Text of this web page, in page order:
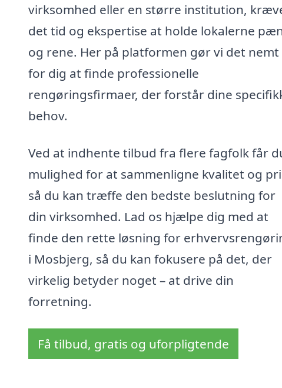
virksomhed eller en større institution,
det tid og ekspertise at holde lokalerne
og rene. Her på platformen gør vi det nemt
for dig at finde professionelle
rengøringsfirmaer, der forstår dine
behov.
Ved at indhente tilbud fra flere fagfolk får
mulighed for at sammenligne kvalitet og
så du kan træffe den bedste beslutning for
din virksomhed. Lad os hjælpe dig med at
finde den rette løsning for
i Mosbjerg, så du kan fokusere på det, der
virkelig betyder noget – at drive din
forretning.
Få tilbud, gratis og uforpligtende